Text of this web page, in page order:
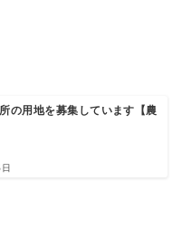
の用地を募集しています【農